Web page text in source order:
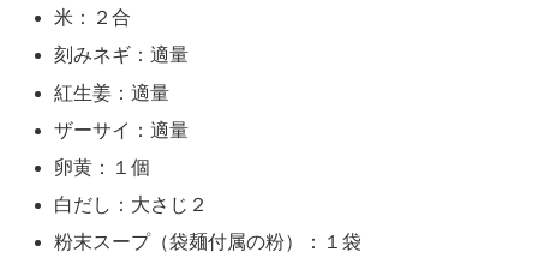
米：２合
刻みネギ：適量
紅生姜：適量
ザーサイ：適量
卵黄：１個
白だし：大さじ２
粉末スープ（袋麺付属の粉）：１袋